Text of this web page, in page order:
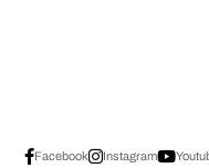
Facebook Instagram